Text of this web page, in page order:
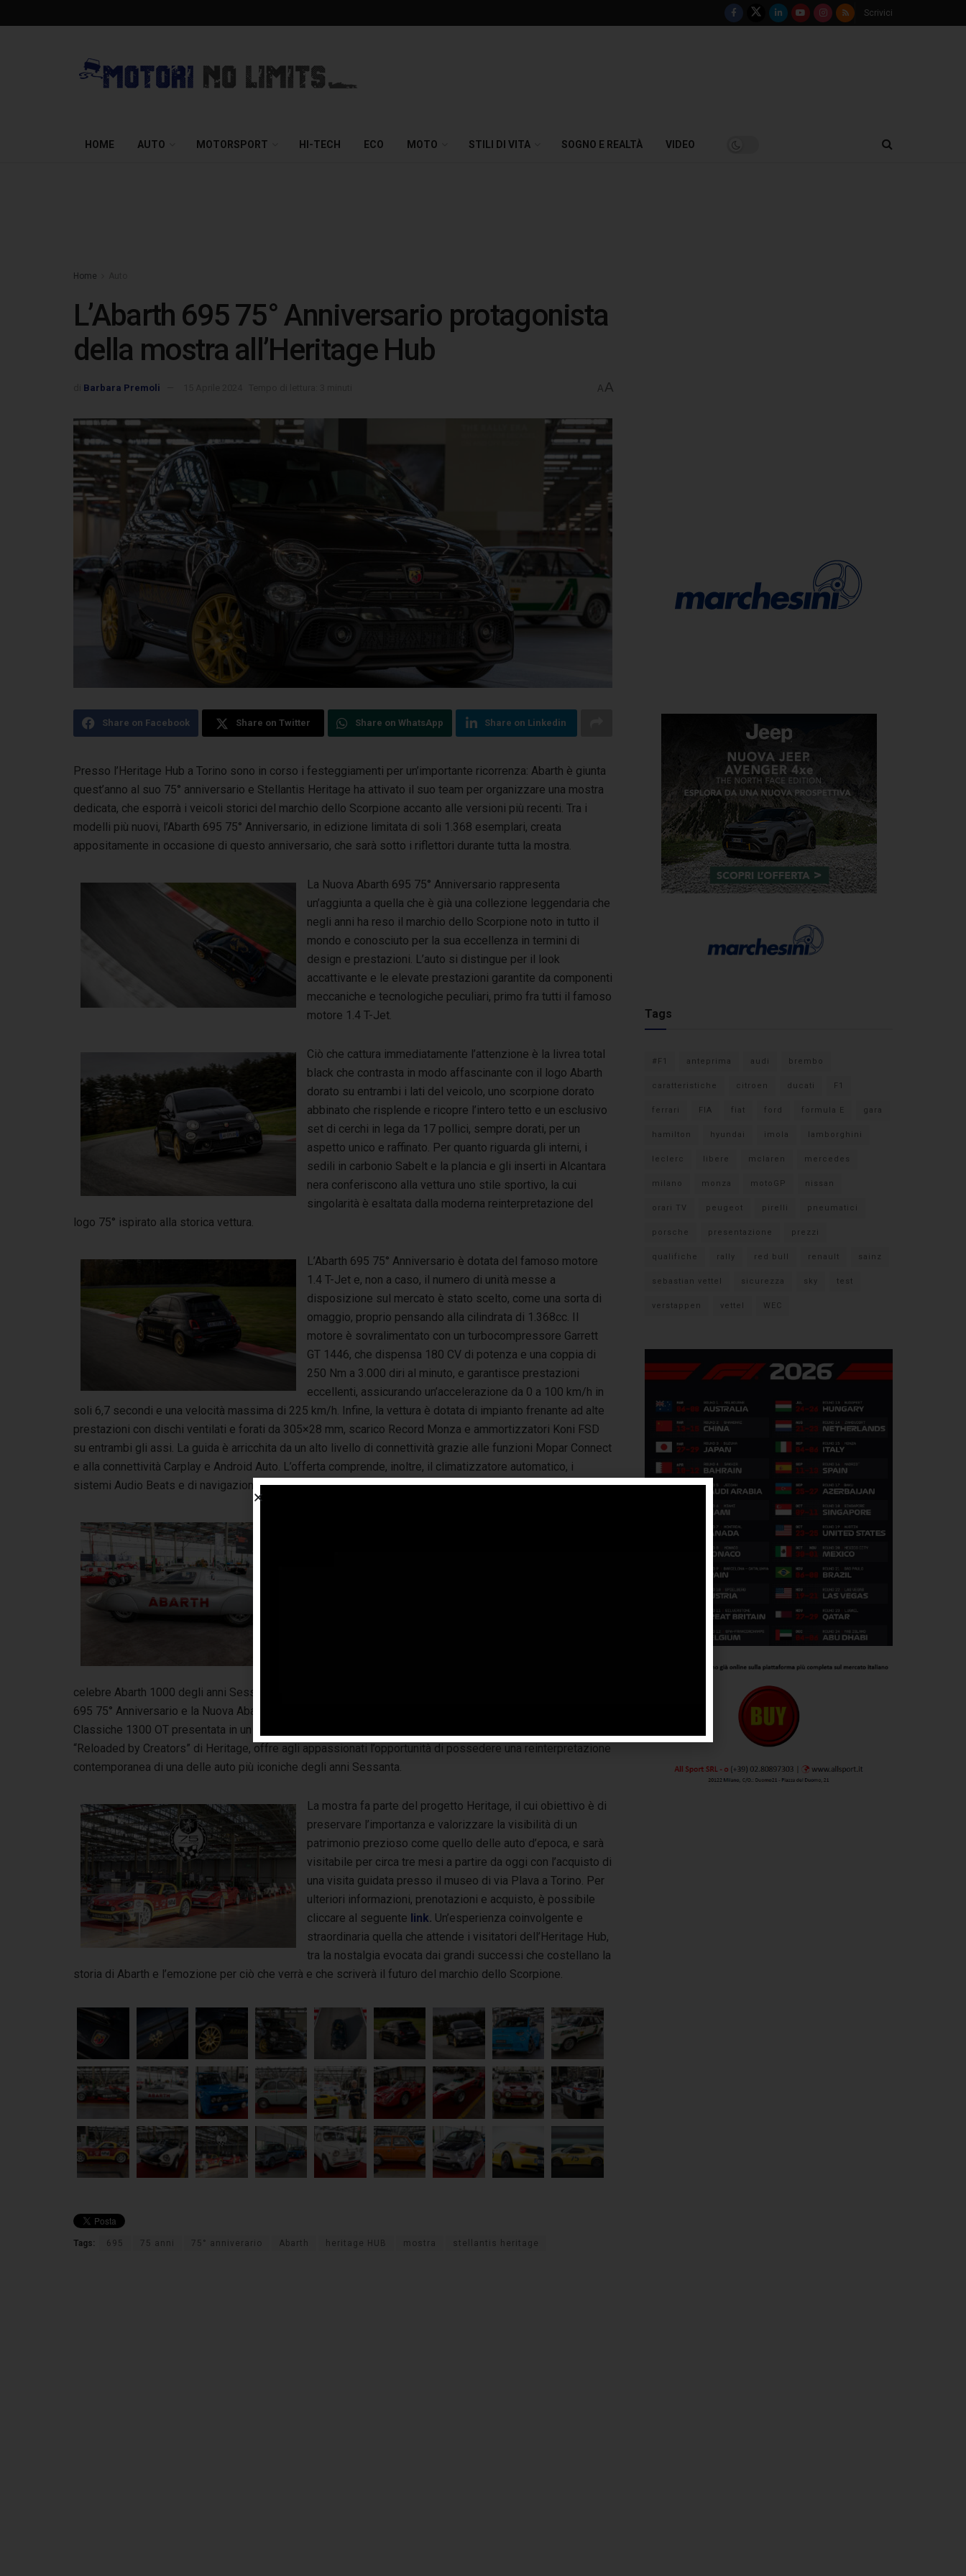
Scrivici
HOME AUTO MOTORSPORT HI-TECH ECO MOTO STILI DI VITA SOGNO E REALTÀ VIDEO
Home
L’Abarth 695 75° Anniversario protagonista
della mostra all’Heritage Hub
Barbara Premoli A A
Share on Facebook Share on Twitter Share on WhatsApp Share on Linkedin
Presso l’Heritage Hub a Torino sono in corso i festeggiamenti per un’importante ricorrenza: Abarth è giunta
quest’anno al suo 75° anniversario e Stellantis Heritage ha attivato il suo team per organizzare una mostra
dedicata, che esporrà i veicoli storici del marchio dello Scorpione accanto alle versioni più recenti. Tra i
modelli più nuovi, l’Abarth 695 75° Anniversario, in edizione limitata di soli 1.368 esemplari, creata
appositamente in occasione di questo anniversario, che sarà sotto i riflettori durante tutta la mostra.
La Nuova Abarth 695 75° Anniversario rappresenta
un’aggiunta a quella che è già una collezione leggendaria che
negli anni ha reso il marchio dello Scorpione noto in tutto il
mondo e conosciuto per la sua eccellenza in termini di
design e prestazioni. L’auto si distingue per il look
accattivante e le elevate prestazioni garantite da componenti
meccaniche e tecnologiche peculiari, primo fra tutti il famoso
motore 1.4 T-Jet.
Ciò che cattura immediatamente l’attenzione è la livrea total
black che contrasta in modo affascinante con il logo Abarth
dorato su entrambi i lati del veicolo, uno scorpione dorato
abbinato che risplende e ricopre l’intero tetto e un esclusivo
set di cerchi in lega da 17 pollici, sempre dorati, per un
aspetto unico e raffinato. Per quanto riguarda gli interni, i
sedili in carbonio Sabelt e la plancia e gli inserti in Alcantara
nera conferiscono alla vettura uno stile sportivo, la cui
singolarità è esaltata dalla moderna reinterpretazione del
logo 75° ispirato alla storica vettura.
L’Abarth 695 75° Anniversario è dotata del famoso motore
1.4 T-Jet e, non a caso, il numero di unità messe a
disposizione sul mercato è stato scelto, come una sorta di
omaggio, proprio pensando alla cilindrata di 1.368cc. Il
motore è sovralimentato con un turbocompressore Garrett
GT 1446, che dispensa 180 CV di potenza e una coppia di
250 Nm a 3.000 diri al minuto, e garantisce prestazioni
eccellenti, assicurando un’accelerazione da 0 a 100 km/h in
soli 6,7 secondi e una velocità massima di 225 km/h. Infine, la vettura è dotata di impianto frenante ad alte
prestazioni con dischi ventilati e forati da 305×28 mm, scarico Record Monza e ammortizzatori Koni FSD
su entrambi gli assi. La guida è arricchita da un alto livello di connettività grazie alle funzioni Mopar Connect
e alla connettività Carplay e Android Auto. L’offerta comprende, inoltre, il climatizzatore automatico, i
sistemi Audio Beats e di navigazione, la radio DAB da 7″ e il display digitale TFT da 7″.
celebre Abarth 1000 degli anni Sessanta – arrivando ai modelli più recenti – per nominarne alcuni, l’Abarth
695 75° Anniversario e la Nuova Abarth 500e con livrea Poison Blue. Infine, una special guest, l’Abarth
Classiche 1300 OT presentata in un modello in scala 1:3, un’edizione unica che, nell’ambito del progetto
“Reloaded by Creators” di Heritage, offre agli appassionati l’opportunità di possedere una reinterpretazione
contemporanea di una delle auto più iconiche degli anni Sessanta.
La mostra fa parte del progetto Heritage, il cui obiettivo è di
preservare l’importanza e valorizzare la visibilità di un
patrimonio prezioso come quello delle auto d’epoca, e sarà
visitabile per circa tre mesi a partire da oggi con l’acquisto di
una visita guidata presso il museo di via Plava a Torino. Per
ulteriori informazioni, prenotazioni e acquisto, è possibile
cliccare al seguente link. Un’esperienza coinvolgente e
straordinaria quella che attende i visitatori dell’Heritage Hub,
tra la nostalgia evocata dai grandi successi che costellano la
storia di Abarth e l’emozione per ciò che verrà e che scriverà il futuro del marchio dello Scorpione.
Tags: 695 75 anni 75° anniverario Abarth heritage HUB mostra stellantis heritage
Tags
#F1 anteprima audi brembo
caratteristiche citroen ducati F1
ferrari FIA fiat ford formula E gara
hamilton hyundai imola lamborghini
leclerc libere mclaren mercedes
milano monza motoGP nissan
orari TV peugeot pirelli pneumatici
porsche presentazione prezzi
qualifiche rally red bull renault sainz
sebastian vettel sicurezza sky test
verstappen vettel WEC